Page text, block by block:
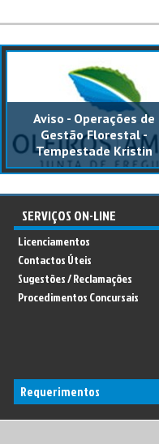
Aviso - Operações de
Gestão Florestal -
Tempestade Kristin
SERVIÇOS ON-LINE
Licenciamentos
Contactos Úteis
Sugestões / Reclamações
Procedimentos Concursais
Requerimentos